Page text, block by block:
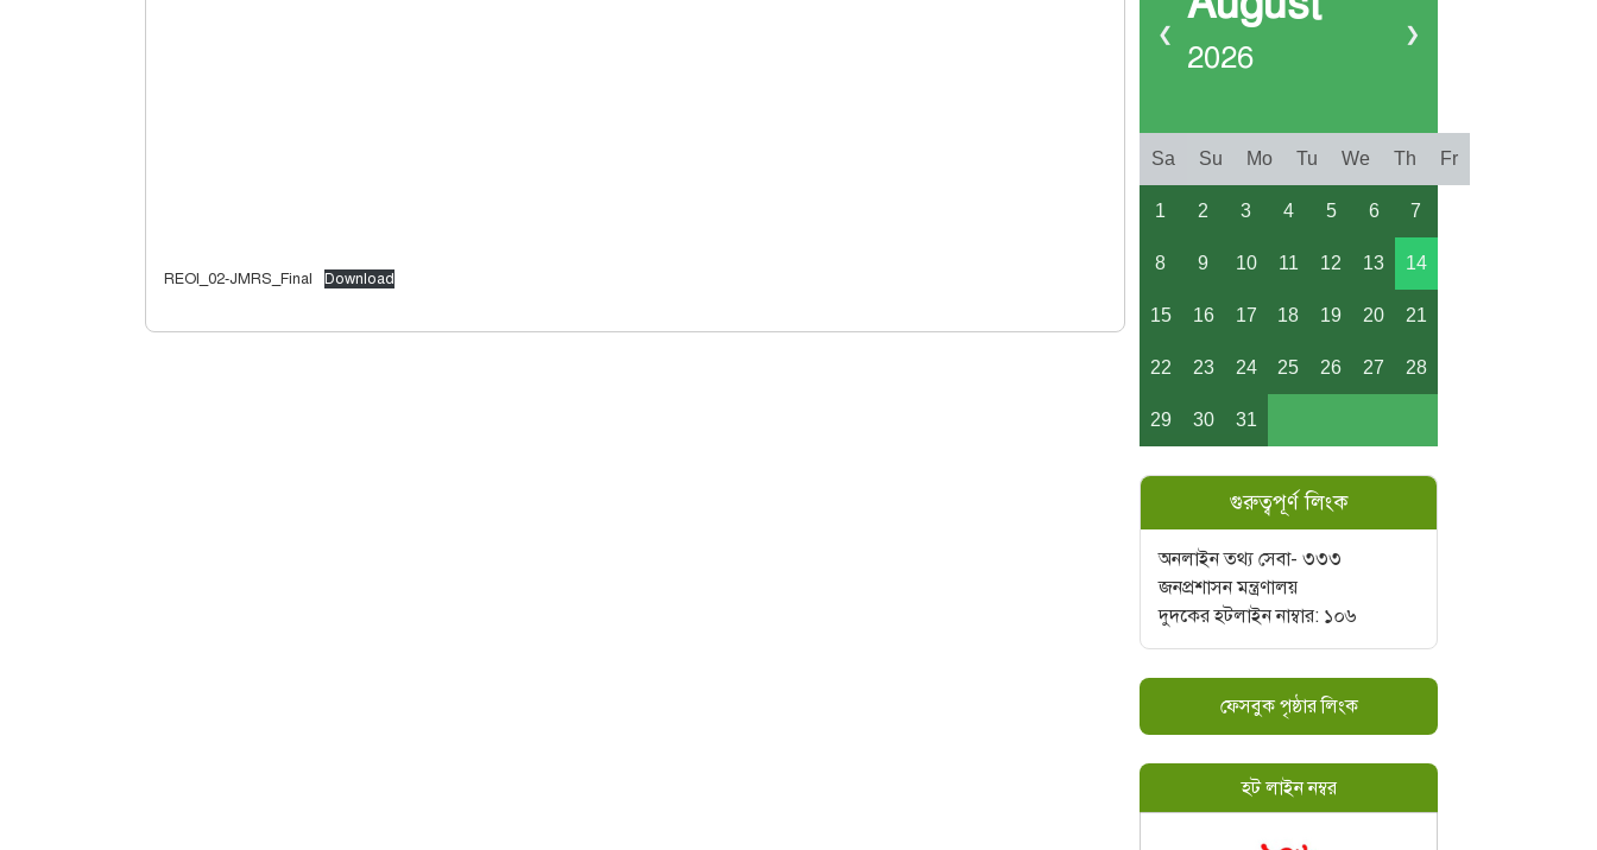
REOI_02-JMRS_Final Download
2026
❮ ❯
Sa Su Mo Tu We Th Fr
1 2 3 4 5 6 7
8 9 10 11 12 13 14
15 16 17 18 19 20 21
22 23 24 25 26 27 28
29 30 31
গুরুত্বপূর্ণ লিংক
অনলাইন তথ্য সেবা- ৩৩৩
জনপ্রশাসন মন্ত্রণালয়
দুদকের হটলাইন নাম্বার: ১০৬
ফেসবুক পৃষ্ঠার লিংক
হট লাইন নম্বর